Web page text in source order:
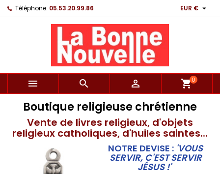
Téléphone: 05.53.20.99.86 EUR € 
   shopping_cart0
Boutique religieuse chrétienne
Vente de livres religieux, d'objets
religieux catholiques, d'huiles saintes...
NOTRE DEVISE : 'VOUS
SERVIR, C'EST SERVIR
JÉSUS !'